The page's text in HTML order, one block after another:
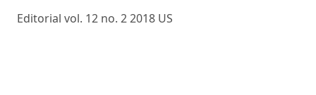
Editorial vol. 12 no. 2 2018 US